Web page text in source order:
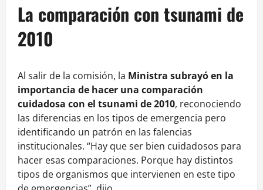
La comparación con tsunami de
2010
Al salir de la comisión, la Ministra subrayó en la
importancia de hacer una comparación
cuidadosa con el tsunami de 2010, reconociendo
las diferencias en los tipos de emergencia pero
identificando un patrón en las falencias
institucionales. “Hay que ser bien cuidadosos para
hacer esas comparaciones. Porque hay distintos
tipos de organismos que intervienen en este tipo